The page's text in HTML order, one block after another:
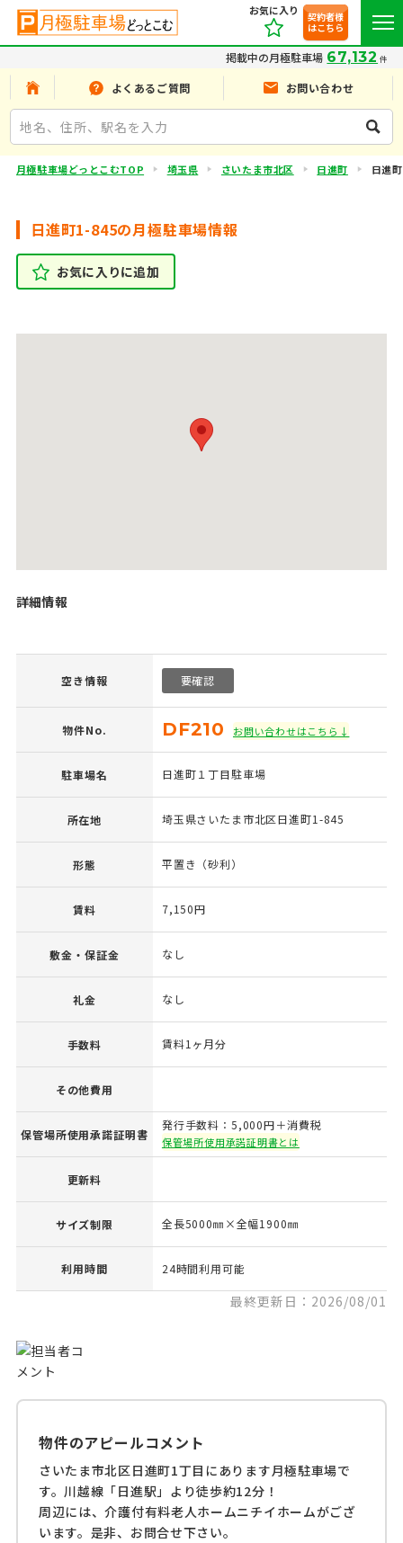
お気に入り
契約者様
はこちら
掲載中の月極駐車場 67,132 件
よくあるご質問 お問い合わせ
月極駐車場どっとこむTOP 埼玉県 さいたま市北区 日進町 日進
日進町1-845の月極駐車場情報
お気に入りに追加
詳細情報
空き情報 要確認
物件No. DF210 お問い合わせはこちら↓
駐車場名 日進町１丁目駐車場
所在地 埼玉県さいたま市北区日進町1-845
形態 平置き（砂利）
賃料 7,150円
敷金・保証金 なし
礼金 なし
手数料 賃料1ヶ月分
その他費用
保管場所使用承諾証明書
発行手数料：5,000円＋消費税
保管場所使用承諾証明書とは
更新料
サイズ制限 全長5000㎜×全幅1900㎜
利用時間 24時間利用可能
最終更新日：2026/08/01
物件のアピールコメント
さいたま市北区日進町1丁目にあります月極駐車場で
す。川越線「日進駅」より徒歩約12分！
周辺には、介護付有料老人ホームニチイホームがござ
います。是非、お問合せ下さい。